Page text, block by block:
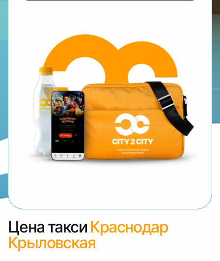
Цена такси Краснодар
Крыловская